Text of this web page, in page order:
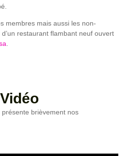
membres mais aussi les non-
restaurant flambant neuf ouvert
.
Vidéo
brièvement nos